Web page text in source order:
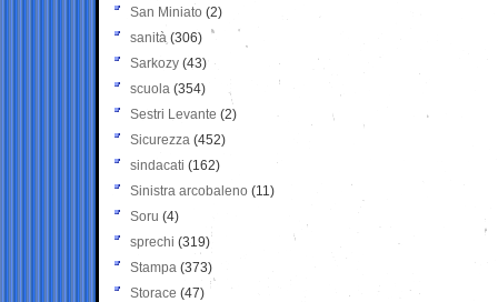
San Miniato (2)
sanità (306)
Sarkozy (43)
scuola (354)
Sestri Levante (2)
Sicurezza (452)
sindacati (162)
Sinistra arcobaleno (11)
Soru (4)
sprechi (319)
Stampa (373)
Storace (47)